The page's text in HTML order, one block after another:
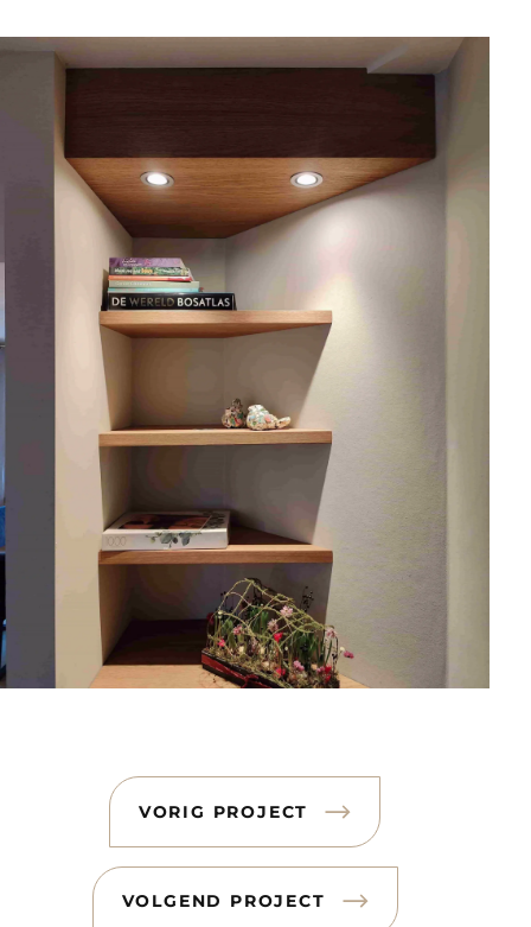
VORIG PROJECT
VOLGEND PROJECT